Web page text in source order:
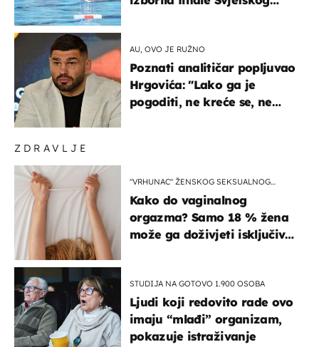
ZDRAVLJE
"VRHUNAC" ŽENSKOG SEKSUALNOG
Kako do vaginalnog
orgazma? Samo 18 % žena
može ga doživjeti isključivo
STUDIJA NA GOTOVO 1.900 OSOBA
Ljudi koji redovito rade ovo
imaju “mlađi” organizam,
pokazuje istraživanje
AU, OVO JE RUŽNO
Poznati analitičar popljuvao
Hrgovića: "Lako ga je
pogoditi, ne kreće se, ne